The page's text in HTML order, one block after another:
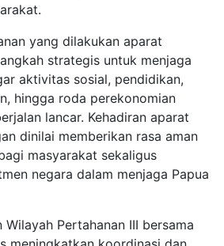
yang dilakukan aparat
strategis untuk menjaga
aktivitas sosial, pendidikan,
hingga roda perekonomian
lancar. Kehadiran aparat
dinilai memberikan rasa aman
masyarakat sekaligus
negara dalam menjaga Papua
Wilayah Pertahanan III bersama